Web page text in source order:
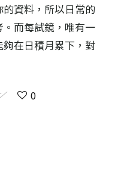
資料，所以日常的
而每試鏡，唯有一
在日積月累下，對
0